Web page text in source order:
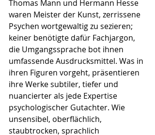
Thomas Mann und Hermann Hesse
waren Meister der Kunst, zerrissene
Psychen wortgewaltig zu sezieren;
keiner benötigte dafür Fachjargon,
die Umgangssprache bot ihnen
umfassende Ausdrucksmittel. Was in
ihren Figuren vorgeht, präsentieren
ihre Werke subtiler, tiefer und
nuancierter als jede Expertise
psychologischer Gutachter. Wie
unsensibel, oberflächlich,
staubtrocken, sprachlich